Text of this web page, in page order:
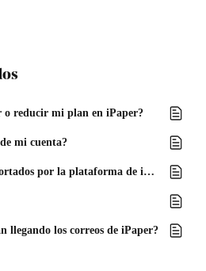
o reducir mi plan en iPaper?
mi cuenta?
¿Qué navegadores son soportados por la plataforma de iPaper?
llegando los correos de iPaper?